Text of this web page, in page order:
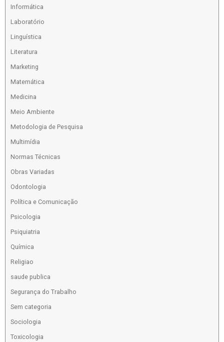
Informática
Laboratório
Linguística
Literatura
Marketing
Matemática
Medicina
Meio Ambiente
Metodologia de Pesquisa
Multimídia
Normas Técnicas
Obras Variadas
Odontologia
Política e Comunicação
Psicologia
Psiquiatria
Química
Religiao
saude publica
Segurança do Trabalho
Sem categoria
Sociologia
Toxicologia